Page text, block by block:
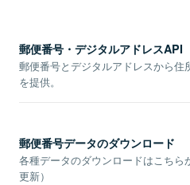
郵便番号・デジタルアドレスAPI
郵便番号とデジタルアドレスから住
を提供。
郵便番号データのダウンロード
各種データのダウンロードはこちら
更新）